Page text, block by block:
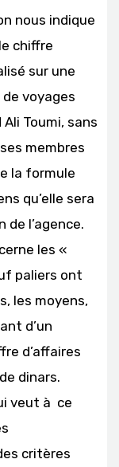
nous indique
chiffre
sur une
voyages
Toumi, sans
membres
la formule
qu’elle sera
l’agence.
les «
paliers ont
les moyens,
d’un
d’affaires
dinars.
veut à ce
critères